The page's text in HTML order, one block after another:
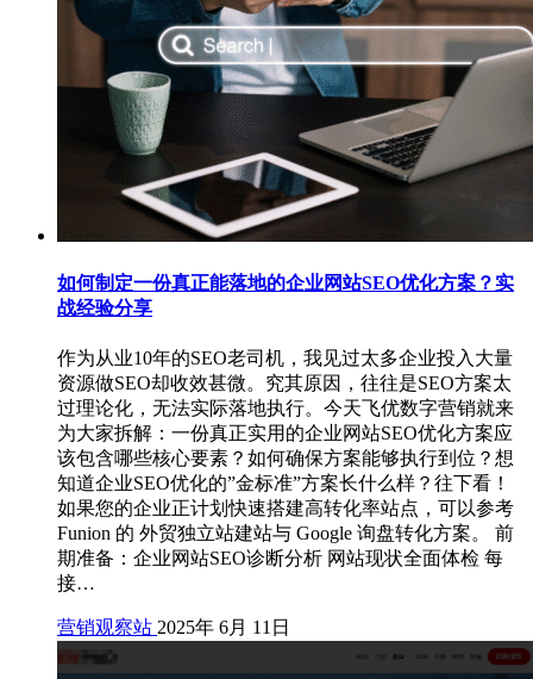
如何制定一份真正能落地的企业网站SEO优化方案？实
战经验分享
作为从业10年的SEO老司机，我见过太多企业投入大量
资源做SEO却收效甚微。究其原因，往往是SEO方案太
过理论化，无法实际落地执行。今天飞优数字营销就来
为大家拆解：一份真正实用的企业网站SEO优化方案应
该包含哪些核心要素？如何确保方案能够执行到位？想
知道企业SEO优化的”金标准”方案长什么样？往下看！
如果您的企业正计划快速搭建高转化率站点，可以参考
Funion 的 外贸独立站建站与 Google 询盘转化方案。 前
期准备：企业网站SEO诊断分析 网站现状全面体检 每
接…
营销观察站 2025年 6月 11日